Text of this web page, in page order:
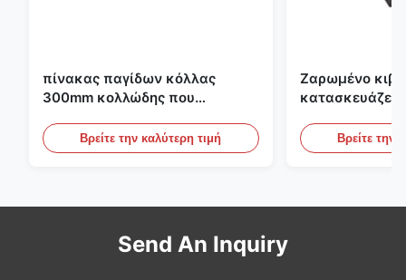
πίνακας παγίδων κόλλας
300mm κολλώδης που
γεωργίαΒρείτε την καλύτερη τιμή
Ζαρωμένο
κατασκευάζει
το ζαρωμένο
Βρείτε την
Send An Inquiry